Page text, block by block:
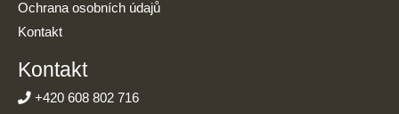
Ochrana osobních údajů
Kontakt
Kontakt
+420 608 802 716